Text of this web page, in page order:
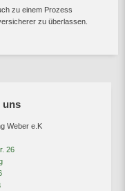
uns
Weber e.K
26
zu einem Prozess
zu überlassen.